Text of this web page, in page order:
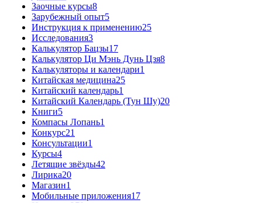
Заочные курсы8
Зарубежный опыт5
Инструкция к применению25
Исследования3
Калькулятор Бацзы17
Калькулятор Ци Мэнь Дунь Цзя8
Калькуляторы и календари1
Китайская медицина25
Китайский календарь1
Китайский Календарь (Тун Шу)20
Книги5
Компасы Лопань1
Конкурс21
Консультации1
Курсы4
Летящие звёзды42
Лирика20
Магазин1
Мобильные приложения17